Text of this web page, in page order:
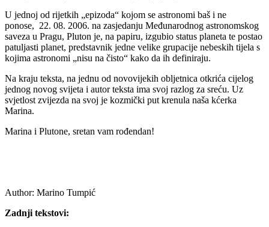
U jednoj od rijetkih „epizoda“ kojom se astronomi baš i ne
ponose, 22. 08. 2006. na zasjedanju Međunarodnog astronomskog
saveza u Pragu, Pluton je, na papiru, izgubio status planeta te postao
patuljasti planet, predstavnik jedne velike grupacije nebeskih tijela s
kojima astronomi „nisu na čisto“ kako da ih definiraju.
Na kraju teksta, na jednu od novovijekih obljetnica otkrića cijelog
jednog novog svijeta i autor teksta ima svoj razlog za sreću. Uz
svjetlost zvijezda na svoj je kozmički put krenula naša kćerka
Marina.
Marina i Plutone, sretan vam rođendan!
Author: Marino Tumpić
Zadnji tekstovi: